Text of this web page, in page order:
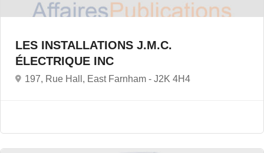
LES INSTALLATIONS J.M.C.
ÉLECTRIQUE INC
197, Rue Hall, East Farnham - J2K 4H4